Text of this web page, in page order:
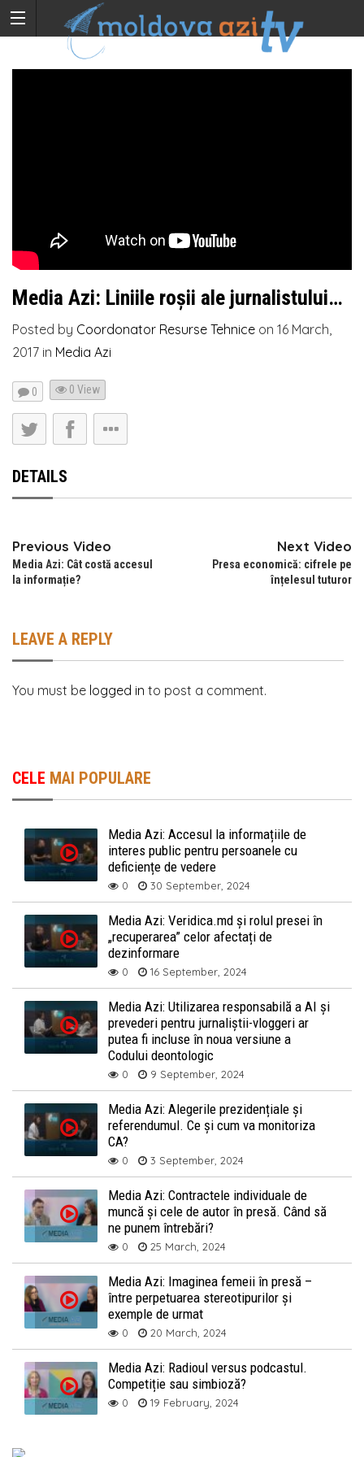
Media Azi: Liniile roșii ale jurnalistului…
Posted by Coordonator Resurse Tehnice on 16 March,
2017 in Media Azi
0 0 View
DETAILS
Previous Video
Media Azi: Cât costă accesul
la informație?
Next Video
Presa economică: cifrele pe
înțelesul tuturor
LEAVE A REPLY
You must be logged in to post a comment.
CELE MAI POPULARE
Media Azi: Accesul la informațiile de
interes public pentru persoanele cu
deficiențe de vedere
0 30 September, 2024
Media Azi: Veridica.md și rolul presei în
„recuperarea” celor afectați de
dezinformare
0 16 September, 2024
Media Azi: Utilizarea responsabilă a AI și
prevederi pentru jurnaliștii-vloggeri ar
putea fi incluse în noua versiune a
Codului deontologic
0 9 September, 2024
Media Azi: Alegerile prezidențiale și
referendumul. Ce și cum va monitoriza
CA?
0 3 September, 2024
Media Azi: Contractele individuale de
muncă și cele de autor în presă. Când să
ne punem întrebări?
0 25 March, 2024
Media Azi: Imaginea femeii în presă –
între perpetuarea stereotipurilor și
exemple de urmat
0 20 March, 2024
Media Azi: Radioul versus podcastul.
Competiție sau simbioză?
0 19 February, 2024